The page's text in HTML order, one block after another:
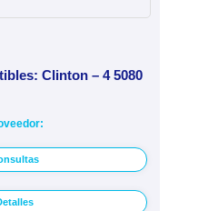
Clinton – 4 5080